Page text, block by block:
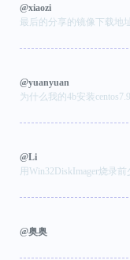
@xiaozi
最后的分享的镜像下载地
@yuanyuan
为什么我的4b安装
@Li
用Win32DiskImager烧录
@奥奥